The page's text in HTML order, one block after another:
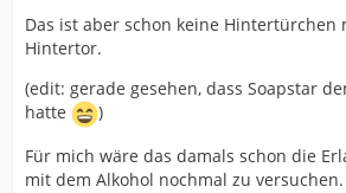
Das ist aber schon keine Hintertürchen
Hintertor.
(edit: gerade gesehen, dass Soapstar
hatte
)
Für mich wäre das damals schon die
mit dem Alkohol nochmal zu versuchen.